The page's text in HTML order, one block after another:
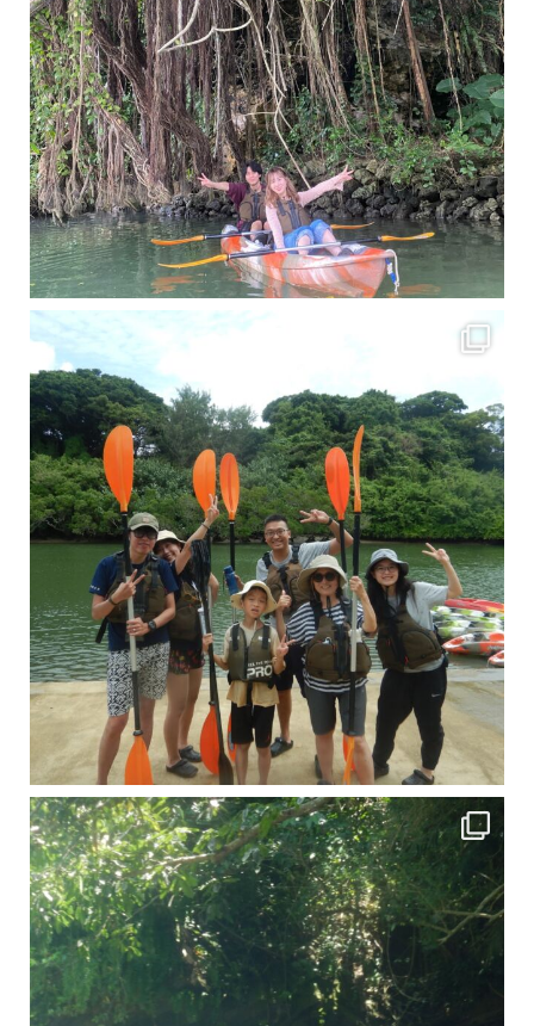
梅雨真っ只中の沖縄ですが 今日もカンカンに晴れてくれました！！
今日は満潮だっ
引き潮だったの